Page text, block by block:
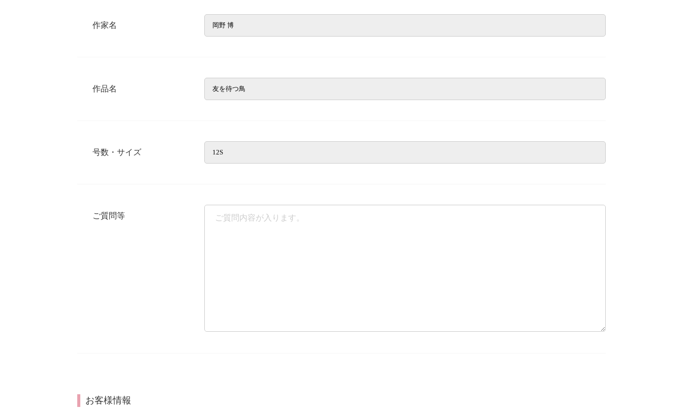
作家名
作品名
号数・サイズ
ご質問等
お客様情報